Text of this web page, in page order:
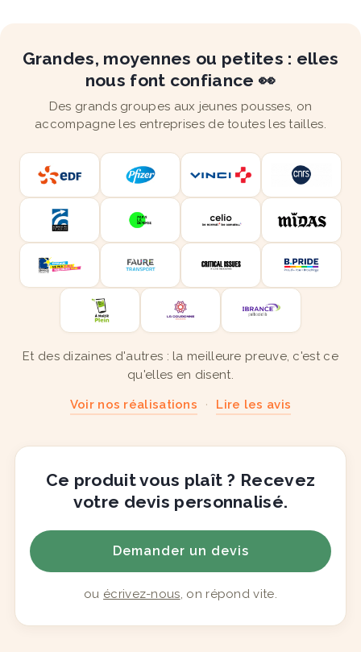
Grandes, moyennes ou petites : elles
nous font confiance 👀
Des grands groupes aux jeunes pousses, on
accompagne les entreprises de toutes les tailles.
Et des dizaines d'autres : la meilleure preuve, c'est ce
qu'elles en disent.
Voir nos réalisations · Lire les avis
Ce produit vous plaît ? Recevez
votre devis personnalisé.
Demander un devis
ou écrivez-nous, on répond vite.